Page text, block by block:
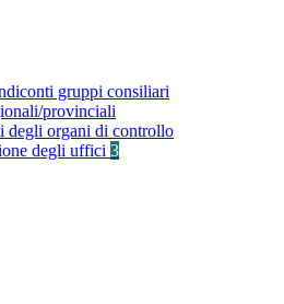
gruppi consiliari
provinciali
degli organi di controllo
degli uffici 3